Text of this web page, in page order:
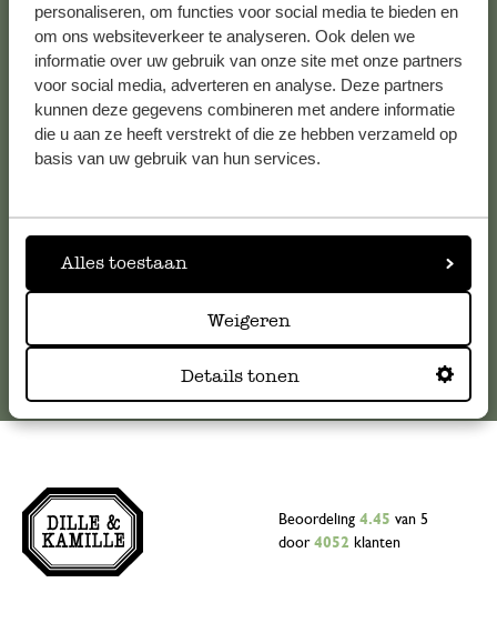
personaliseren, om functies voor social media te bieden en
om ons websiteverkeer te analyseren. Ook delen we
informatie over uw gebruik van onze site met onze partners
voor social media, adverteren en analyse. Deze partners
kunnen deze gegevens combineren met andere informatie
die u aan ze heeft verstrekt of die ze hebben verzameld op
basis van uw gebruik van hun services.
Alles toestaan
Weigeren
Details tonen
Klantenservice
Voor vragen, tips of hulp kun je contact opnemen met onze
klantenservice. Of bekijk hier het antwoord op de
meestgestelde vragen
klantenservice@dille-kamille.com
Beoordeling 4.45 van 5
door 4052 klanten